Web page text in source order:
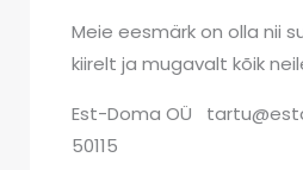
Meie eesmärk on olla nii
kiirelt ja mugavalt kõik
Est-Doma OÜ
50115